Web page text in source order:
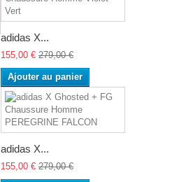
adidas X...
155,00 € 279,00 €
Ajouter au panier
adidas X...
155,00 € 279,00 €